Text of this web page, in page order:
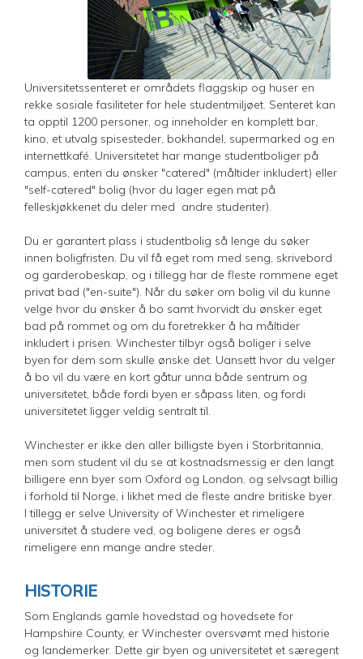
Universitetssenteret er områdets flaggskip og huser en
rekke sosiale fasiliteter for hele studentmiljøet. Senteret kan
ta opptil 1200 personer, og inneholder en komplett bar,
kino, et utvalg spisesteder, bokhandel, supermarked og en
internettkafé. Universitetet har mange studentboliger på
campus, enten du ønsker "catered" (måltider inkludert) eller
"self-catered" bolig (hvor du lager egen mat på
felleskjøkkenet du deler med andre studenter).
Du er garantert plass i studentbolig så lenge du søker
innen boligfristen. Du vil få eget rom med seng, skrivebord
og garderobeskap, og i tillegg har de fleste rommene eget
privat bad ("en-suite"). Når du søker om bolig vil du kunne
velge hvor du ønsker å bo samt hvorvidt du ønsker eget
bad på rommet og om du foretrekker å ha måltider
inkludert i prisen. Winchester tilbyr også boliger i selve
byen for dem som skulle ønske det. Uansett hvor du velger
å bo vil du være en kort gåtur unna både sentrum og
universitetet, både fordi byen er såpass liten, og fordi
universitetet ligger veldig sentralt til.
Winchester er ikke den aller billigste byen i Storbritannia,
men som student vil du se at kostnadsmessig er den langt
billigere enn byer som Oxford og London, og selvsagt billig
i forhold til Norge, i likhet med de fleste andre britiske byer.
I tillegg er selve University of Winchester et rimeligere
universitet å studere ved, og boligene deres er også
rimeligere enn mange andre steder.
HISTORIE
Som Englands gamle hovedstad og hovedsete for
Hampshire County, er Winchester oversvømt med historie
og landemerker. Dette gir byen og universitetet et særegent